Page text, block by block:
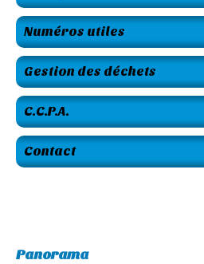
Numéros utiles
Gestion des déchets
C.C.P.A.
Contact
Panorama